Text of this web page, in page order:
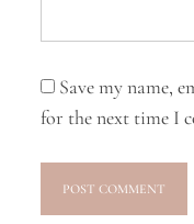
Save my name,
for the next time I